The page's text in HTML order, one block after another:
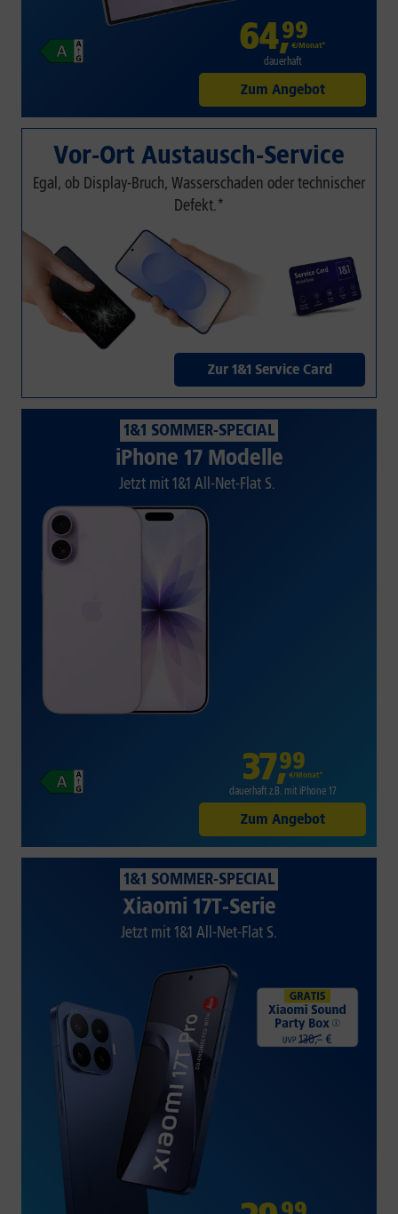
64,99
€/Monat*
dauerhaft
Zum Angebot
Vor-Ort Austausch-Service
Egal, ob Display-Bruch, Wasserschaden oder technischer
Defekt.*
Zur 1&1 Service Card
1&1 SOMMER-SPECIAL
iPhone 17 Modelle
Jetzt mit 1&1 All-Net-Flat S.
37,99
€/Monat*
dauerhaft z.B. mit iPhone 17
Zum Angebot
1&1 SOMMER-SPECIAL
Xiaomi 17T-Serie
Jetzt mit 1&1 All-Net-Flat S.